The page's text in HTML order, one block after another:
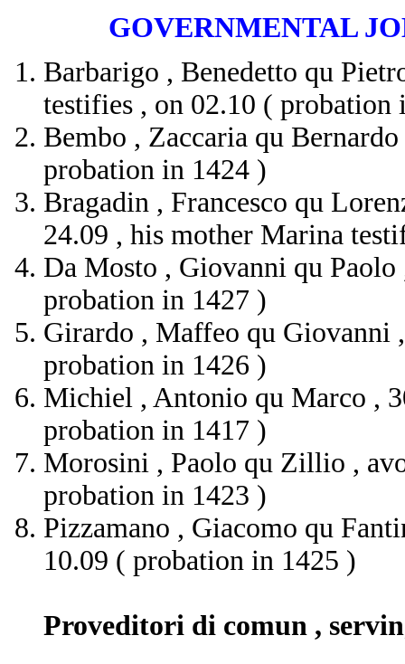
GOVERNMENTAL
Barbarigo , Benedetto qu
testifies , on 02.10 ( probation
Bembo , Zaccaria qu
probation in 1424 )
Bragadin , Francesco qu
24.09 , his mother Marina
Da Mosto , Giovanni qu Paolo
probation in 1427 )
Girardo , Maffeo qu Giovanni
probation in 1426 )
Michiel , Antonio qu Marco ,
probation in 1417 )
Morosini , Paolo qu Zillio ,
probation in 1423 )
Pizzamano , Giacomo qu
10.09 ( probation in 1425 )
Proveditori di comun ,